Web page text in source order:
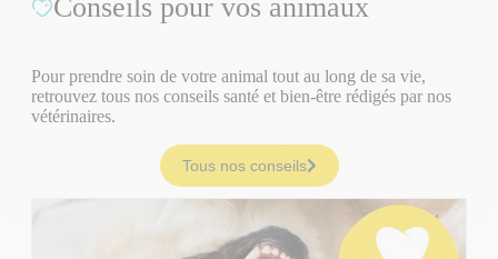
Conseils pour vos animaux
Pour prendre soin de votre animal tout au long de sa vie,
retrouvez tous nos conseils santé et bien-être rédigés par nos
vétérinaires.
Tous nos conseils